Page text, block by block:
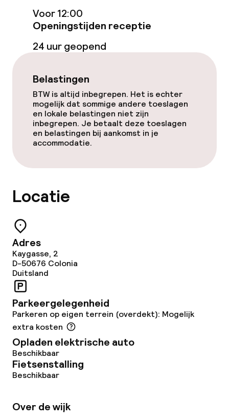
Eet- en drinkgelegenheden
Eet- en drinkdiensten
Ontbijtbuffet
Lunch à la carte
Diner à la carte
Wasfaciliteiten (wasmachine)
Zakelijke faciliteiten
Vergaderruimte
Beleid
Overal rookvrij
Voor 12:00
Openingstijden receptie
24 uur geopend
Belastingen
BTW is altijd inbegrepen. Het is echter
mogelijk dat sommige andere toeslagen
en lokale belastingen niet zijn
inbegrepen. Je betaalt deze toeslagen
en belastingen bij aankomst in je
accommodatie.
Locatie
Adres
Kaygasse, 2
D-50676 Colonia
Duitsland
Parkeergelegenheid
Parkeren op eigen terrein (overdekt): Mogelijk
extra kosten
Opladen elektrische auto
Beschikbaar
Fietsenstalling
Beschikbaar
Over de wijk